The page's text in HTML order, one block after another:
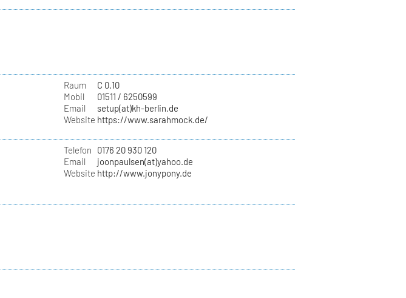
Raum
C 0.10
Mobil
01511 / 6250599
Email
setup(at)kh-berlin.de
Website https://www.sarahmock.de/
Telefon
0176 20 930 120
Email
joonpaulsen(at)yahoo.de
Website http://www.jonypony.de